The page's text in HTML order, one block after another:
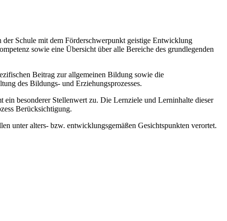
Schule mit dem Förderschwerpunkt geistige Entwicklung
sowie eine Übersicht über alle Bereiche des grundlegenden
Beitrag zur allgemeinen Bildung sowie die
des Bildungs- und Erziehungsprozesses.
besonderer Stellenwert zu. Die Lernziele und Lerninhalte dieser
Berücksichtigung.
unter alters- bzw. entwicklungsgemäßen Gesichtspunkten verortet.